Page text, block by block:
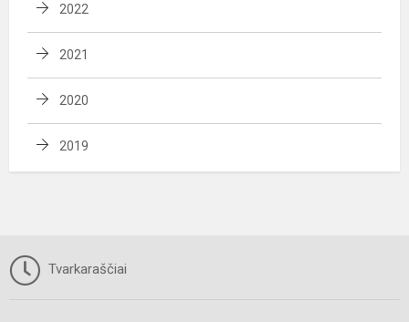
2022
2021
2020
2019
Tvarkaraščiai